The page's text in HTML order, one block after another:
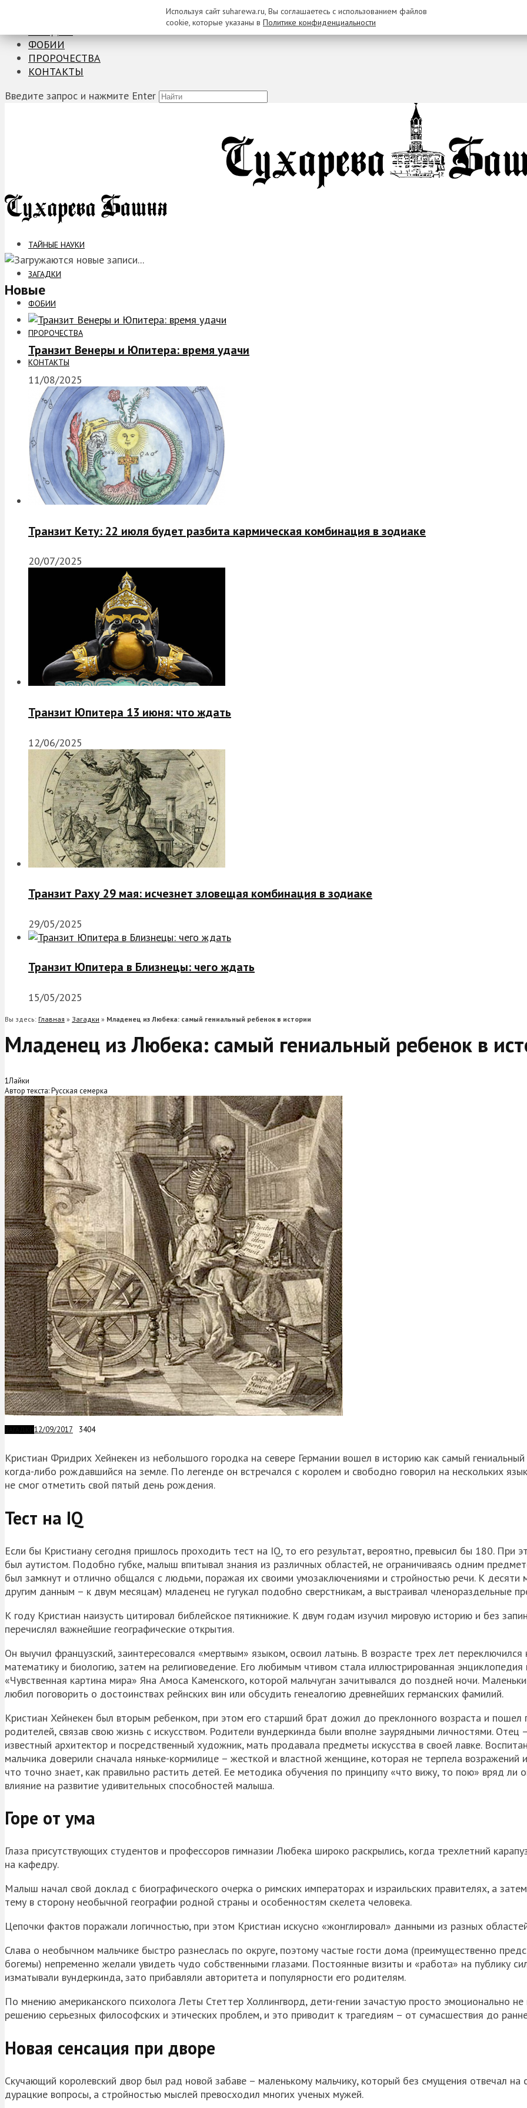
ФОБИИ
ПРОРОЧЕСТВА
КОНТАКТЫ
Введите запрос и нажмите Enter
ТАЙНЫЕ НАУКИ
ЗАГАДКИ
ФОБИИ
ПРОРОЧЕСТВА
КОНТАКТЫ
Новые
Транзит Венеры и Юпитера: время удачи
11/08/2025
Транзит Кету: 22 июля будет разбита кармическая комбинация в зодиаке
20/07/2025
Транзит Юпитера 13 июня: что ждать
12/06/2025
Транзит Раху 29 мая: исчезнет зловещая комбинация в зодиаке
29/05/2025
Транзит Юпитера в Близнецы: чего ждать
15/05/2025
Вы здесь: Главная » Загадки » Младенец из Любека: самый гениальный ребенок в истории
Младенец из Любека: самый гениальный ребенок в
1Лайки
Автор текста: Русская семерка
12/09/2017 3404
Кристиан Фридрих Хейнекен из небольшого городка на севере Германии вошел в историю как самый
когда-либо рождавшийся на земле. По легенде он встречался с королем и свободно говорил на нескольких
не смог отметить свой пятый день рождения.
Тест на IQ
Если бы Кристиану сегодня пришлось проходить тест на IQ, то его результат, вероятно, превысил бы 180. При
был аутистом. Подобно губке, малыш впитывал знания из различных областей, не ограничиваясь одним
был замкнут и отлично общался с людьми, поражая их своими умозаключениями и стройностью речи. К десяти
другим данным – к двум месяцам) младенец не гугукал подобно сверстникам, а выстраивал членораздельные
К году Кристиан наизусть цитировал библейское пятикнижие. К двум годам изучил мировую историю и без
перечислял важнейшие географические открытия.
Он выучил французский, заинтересовался «мертвым» языком, освоил латынь. В возрасте трех лет переключился
математику и биологию, затем на религиоведение. Его любимым чтивом стала иллюстрированная энциклопедия
«Чувственная картина мира» Яна Амоса Каменского, которой мальчуган зачитывался до поздней ночи.
любил поговорить о достоинствах рейнских вин или обсудить генеалогию древнейших германских фамилий.
Кристиан Хейнекен был вторым ребенком, при этом его старший брат дожил до преклонного возраста и пошел
родителей, связав свою жизнь с искусством. Родители вундеркинда были вполне заурядными личностями. Отец
известный архитектор и посредственный художник, мать продавала предметы искусства в своей лавке.
мальчика доверили сначала няньке-кормилице – жесткой и властной женщине, которая не терпела возражений
что точно знает, как правильно растить детей. Ее методика обучения по принципу «что вижу, то пою» вряд ли
влияние на развитие удивительных способностей малыша.
Горе от ума
Глаза присутствующих студентов и профессоров гимназии Любека широко раскрылись, когда трехлетний
на кафедру.
Малыш начал свой доклад с биографического очерка о римских императорах и израильских правителях, а
тему в сторону необычной географии родной страны и особенностям скелета человека.
Цепочки фактов поражали логичностью, при этом Кристиан искусно «жонглировал» данными из разных
Слава о необычном мальчике быстро разнеслась по округе, поэтому частые гости дома (преимущественно
богемы) непременно желали увидеть чудо собственными глазами. Постоянные визиты и «работа» на публику
изматывали вундеркинда, зато прибавляли авторитета и популярности его родителям.
По мнению американского психолога Леты Стеттер Холлингворд, дети-гении зачастую просто эмоционально не
решению серьезных философских и этических проблем, и это приводит к трагедиям – от сумасшествия до
Новая сенсация при дворе
Скучающий королевский двор был рад новой забаве – маленькому мальчику, который без смущения отвечал на
дурацкие вопросы, а стройностью мыслей превосходил многих ученых мужей.
Используя сайт suharewa.ru, Вы соглашаетесь с использованием файлов
cookie, которые указаны в Политике конфиденциальности